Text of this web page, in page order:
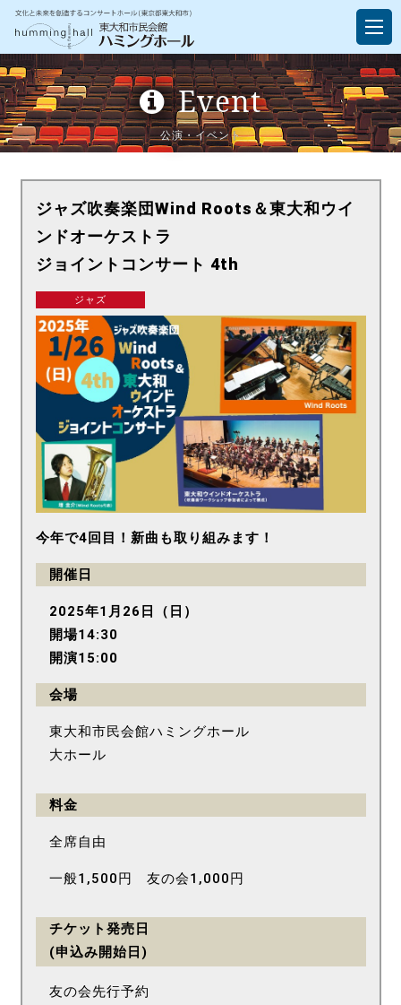
Event
公演・イベント
ジャズ吹奏楽団Wind Roots＆東大和ウイ
ンドオーケストラ
ジョイントコンサート 4th
ジャズ
今年で4回目！新曲も取り組みます！
開催日
2025年1月26日（日）
開場14:30
開演15:00
会場
東大和市民会館ハミングホール
大ホール
料金
全席自由
一般1,500円 友の会1,000円
チケット発売日
(申込み開始日)
友の会先行予約